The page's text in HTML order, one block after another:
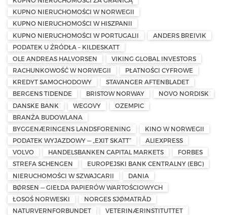
KUPNO NIERUCHOMOŚCI W NORWEGII
KUPNO NIERUCHOMOŚCI W HISZPANII
KUPNO NIERUCHOMOŚCI W PORTUGALII
ANDERS BREIVIK
PODATEK U ŹRÓDŁA – KILDESKATT
OLE ANDREAS HALVORSEN
VIKING GLOBAL INVESTORS
RACHUNKOWOŚĆ W NORWEGII
PŁATNOŚCI CYFROWE
KREDYT SAMOCHODOWY
STAVANGER AFTENBLADET
BERGENS TIDENDE
BRISTOW NORWAY
NOVO NORDISK
DANSKE BANK
WEGOVY
OZEMPIC
BRANŻA BUDOWLANA
BYGGENÆRINGENS LANDSFORENING
KINO W NORWEGII
PODATEK WYJAZDOWY — „EXIT SKATT”
ALIEXPRESS
VOLVO
HANDELSBANKEN CAPITAL MARKETS
FORBES
STREFA SCHENGEN
EUROPEJSKI BANK CENTRALNY (EBC)
NIERUCHOMOŚCI W SZWAJCARII
DANIA
BØRSEN — GIEŁDA PAPIERÓW WARTOŚCIOWYCH
ŁOSOŚ NORWESKI
NORGES SJØMATRÅD
NATURVERNFORBUNDET
VETERINÆRINSTITUTTET